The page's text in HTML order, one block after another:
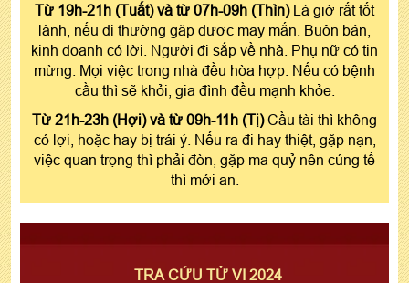
Từ 19h-21h (Tuất) và từ 07h-09h (Thìn) Là giờ rất tốt
lành, nếu đi thường gặp được may mắn. Buôn bán,
kinh doanh có lời. Người đi sắp về nhà. Phụ nữ có tin
mừng. Mọi việc trong nhà đều hòa hợp. Nếu có bệnh
cầu thì sẽ khỏi, gia đình đều mạnh khỏe.
Từ 21h-23h (Hợi) và từ 09h-11h (Tị) Cầu tài thì không
có lợi, hoặc hay bị trái ý. Nếu ra đi hay thiệt, gặp nạn,
việc quan trọng thì phải đòn, gặp ma quỷ nên cúng tế
thì mới an.
TRA CỨU TỬ VI 2024